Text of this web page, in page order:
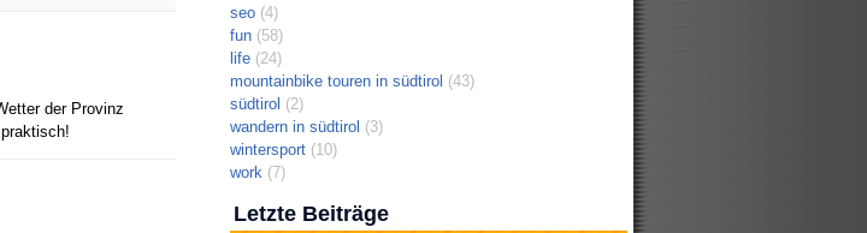
der Provinz
seo(4)
fun(58)
life(24)
mountainbike touren in südtirol (43)
südtirol (2)
wandern in südtirol (3)
wintersport(10)
work(7)
Letzte Beiträge